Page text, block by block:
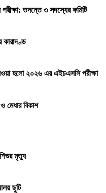
তদন্তে ৩ সদস্যের কমিটি
কারাদণ্ড
হলো ২০২৬ এর এইচএসসি পরীক্ষা
মেধার বিকাশ
মৃত্যু
ছুটি